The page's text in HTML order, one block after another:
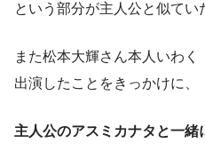
という部分が主人公と似てい
また松本大輝さん本人いわ
出演したことをきっかけに、
主人公のアスミカナタと一緒